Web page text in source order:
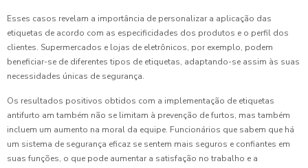
Esses casos revelam a importância de personalizar a aplicação das
etiquetas de acordo com as especificidades dos produtos e o perfil dos
clientes. Supermercados e lojas de eletrônicos, por exemplo, podem
beneficiar-se de diferentes tipos de etiquetas, adaptando-se assim às suas
necessidades únicas de segurança.
Os resultados positivos obtidos com a implementação de etiquetas
antifurto am também não se limitam à prevenção de furtos, mas também
incluem um aumento na moral da equipe. Funcionários que sabem que há
um sistema de segurança eficaz se sentem mais seguros e confiantes em
suas funções, o que pode aumentar a satisfação no trabalho e a